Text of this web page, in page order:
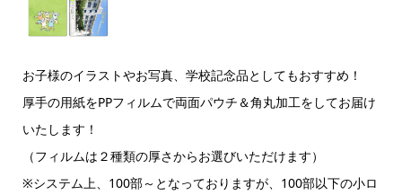
お子様のイラストやお写真、学校記念品としてもおすすめ！
厚手の用紙をPPフィルムで両面パウチ＆角丸加工をしてお届け
いたします！
（フィルムは２種類の厚さからお選びいただけます）
※システム上、 100部～となっておりますが、 100部以下の小ロ